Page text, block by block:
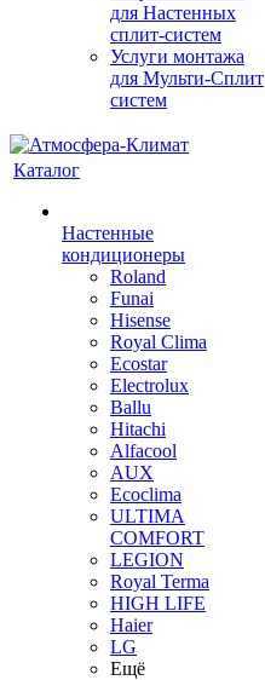
для Настенных
сплит-систем
Услуги монтажа
для Мульти-Сплит
систем
Каталог
Настенные
кондиционеры
Roland
Funai
Hisense
Royal Clima
Ecostar
Electrolux
Ballu
Hitachi
Alfacool
AUX
Ecoclima
ULTIMA
COMFORT
LEGION
Royal Terma
HIGH LIFE
Haier
LG
Ещё